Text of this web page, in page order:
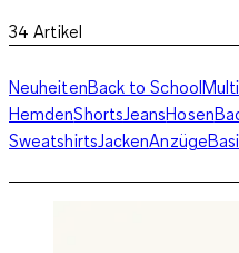
34 Artikel
NeuheitenBack to School
HemdenShorts JeansHosen
Sweatshirts JackenAnzüge